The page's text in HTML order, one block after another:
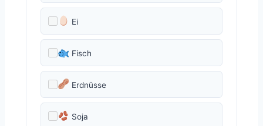
Ei
Fisch
Erdnüsse
Soja